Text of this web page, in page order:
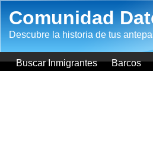
Comunidad
Descubre la historia de tus
Buscar Inmigrantes Barcos